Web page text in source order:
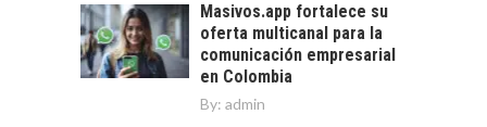
Masivos.app fortalece su
oferta multicanal para la
comunicación empresarial
en Colombia
By: admin